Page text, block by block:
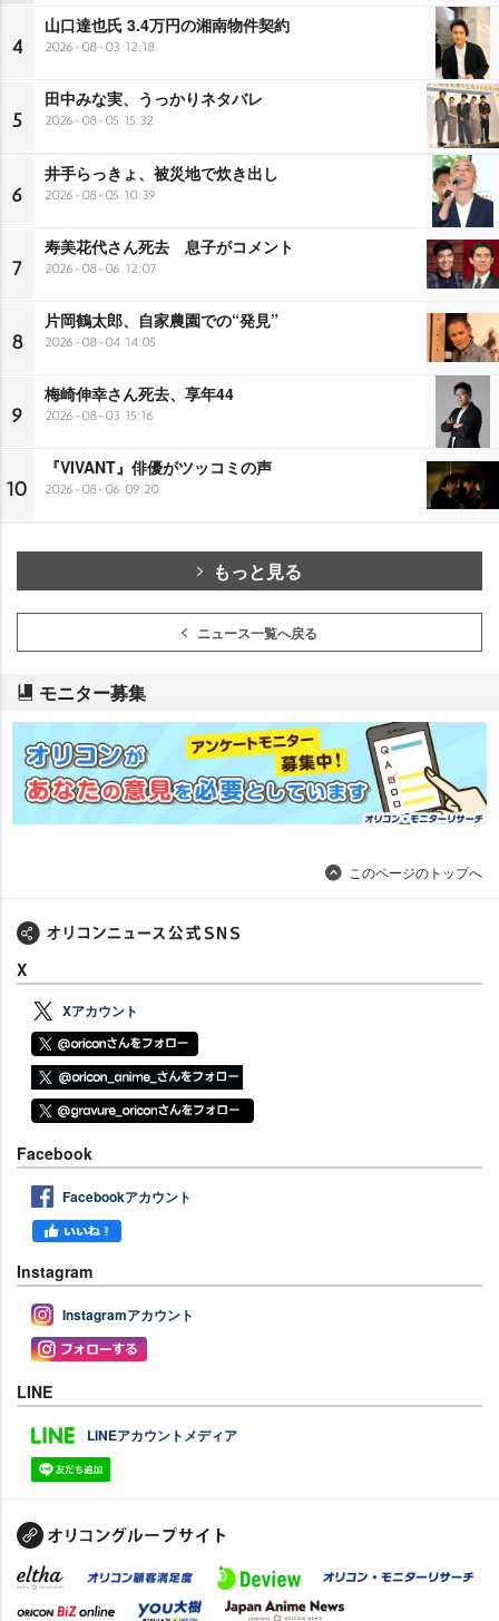
4
山口達也氏 3.4万円の湘南物件契約
2026-08-03 12:18
5
田中みな実、うっかりネタバレ
2026-08-05 15:32
6
井手らっきょ、被災地で炊き出し
2026-08-05 10:39
7
寿美花代さん死去 息子がコメント
2026-08-06 12:07
8
片岡鶴太郎、自家農園での“発見”
2026-08-04 14:05
9
梅崎伸幸さん死去、享年44
2026-08-03 15:16
10
『VIVANT』俳優がツッコミの声
2026-08-06 09:20
もっと見る
ニュース一覧へ戻る
モニター募集
このページのトップへ
X
Xアカウント
Facebook
Facebookアカウント
Instagram
Instagramアカウント
LINE
LINEアカウントメディア